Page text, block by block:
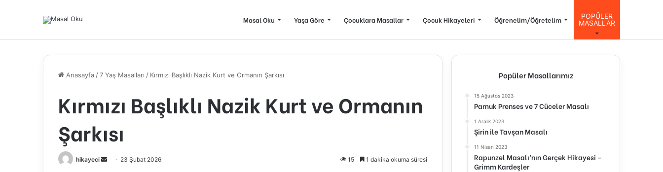
Masal Oku Yaşa Göre Çocuklara Masallar Çocuk Hikayeleri Öğrenelim/Öğretelim
POPÜLER
MASALLAR
Anasayfa /7 Yaş Masalları / Kırmızı Başlıklı Nazik Kurt ve Ormanın Şarkısı
Kırmızı Başlıklı Nazik Kurt ve Ormanın
Şarkısı
hikayeci 23 Şubat 2026 15 1 dakika okuma süresi
Popüler Masallarımız
15 Ağustos 2023
Pamuk Prenses ve 7 Cüceler Masalı
1 Aralık 2023
Şirin ile Tavşan Masalı
11 Nisan 2023
Rapunzel Masalı’nın Gerçek Hikayesi –
Grimm Kardeşler